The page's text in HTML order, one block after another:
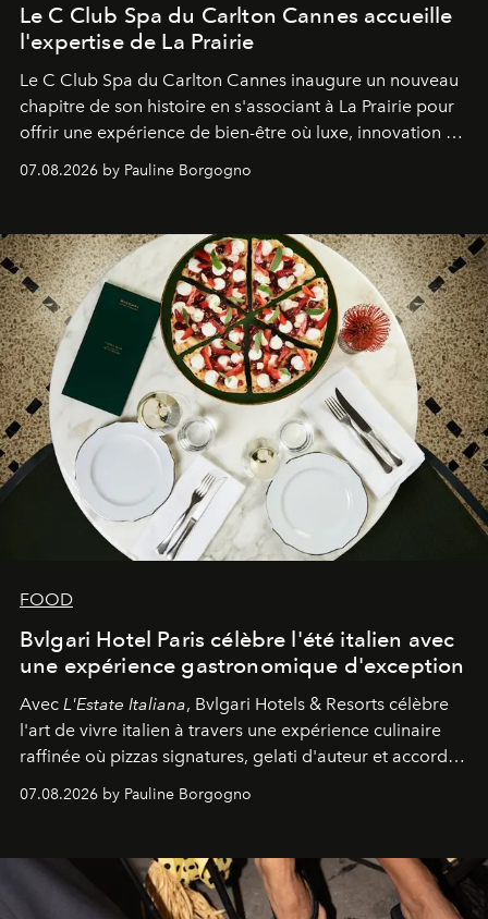
Le C Club Spa du Carlton Cannes accueille
l'expertise de La Prairie
Le C Club Spa du Carlton Cannes inaugure un nouveau
chapitre de son histoire en s'associant à La Prairie pour
offrir une expérience de bien-être où luxe, innovation et
07.08.2026 by Pauline Borgogno
FOOD
Bvlgari Hotel Paris célèbre l'été italien avec
une expérience gastronomique d'exception
Avec L'Estate Italiana, Bvlgari Hotels & Resorts célèbre
l'art de vivre italien à travers une expérience culinaire
raffinée où pizzas signatures, gelati d'auteur et accords
07.08.2026 by Pauline Borgogno